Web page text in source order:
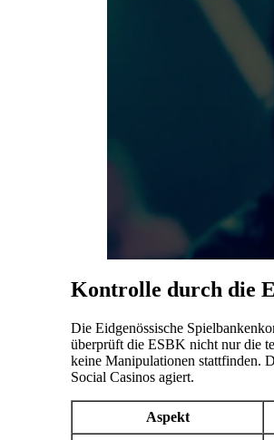
Kontrolle durch die
Die Eidgenössische
überprüft die ESBK nicht nur die
keine Manipulationen stattfinden.
Social Casinos agiert.
Aspekt